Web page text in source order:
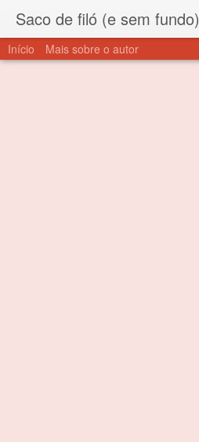
Saco de filó (e sem fundo)
Início Mais sobre o autor